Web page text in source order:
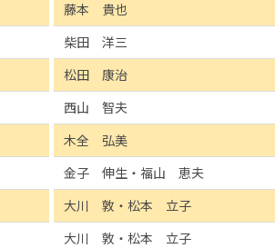
藤本 貴也
柴田 洋三
松田 康治
西山 智夫
木全 弘美
金子 伸生・福山 恵夫
大川 敦・松本 立子
大川 敦・松本 立子